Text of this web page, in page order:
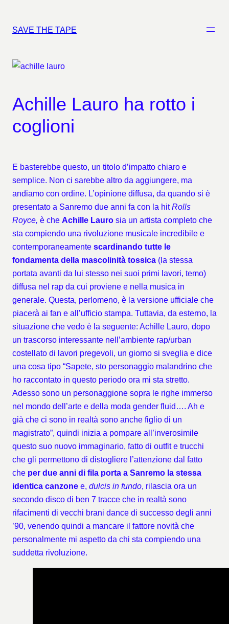
contenuto
SAVE THE TAPE
Achille Lauro ha rotto i
coglioni
E basterebbe questo, un titolo d’impatto chiaro e
semplice. Non ci sarebbe altro da aggiungere, ma
andiamo con ordine. L’opinione diffusa, da quando si è
presentato a Sanremo due anni fa con la hitRolls
Royce, è che Achille Lauro sia un artista completo che
sta compiendo una rivoluzione musicale incredibile e
contemporaneamente scardinando tutte le
fondamenta della mascolinità tossica (la stessa
portata avanti da lui stesso nei suoi primi lavori, temo)
diffusa nel rap da cui proviene e nella musica in
generale. Questa, perlomeno, è la versione ufficiale che
piacerà ai fan e all’ufficio stampa. Tuttavia, da esterno, la
situazione che vedo è la seguente: Achille Lauro, dopo
un trascorso interessante nell’ambiente rap/urban
costellato di lavori pregevoli, un giorno si sveglia e dice
una cosa tipo “Sapete, sto personaggio malandrino che
ho raccontato in questo periodo ora mi sta stretto.
Adesso sono un personaggione sopra le righe immerso
nel mondo dell’arte e della moda gender fluid…. Ah e
già che ci sono in realtà sono anche figlio di un
magistrato”, quindi inizia a pompare all’inverosimile
questo suo nuovo immaginario, fatto di outfit e trucchi
che gli permettono di distogliere l’attenzione dal fatto
che per due anni di fila porta a Sanremo la stessa
identica canzone e, dulcis in fundo, rilascia ora un
secondo disco di ben 7 tracce che in realtà sono
rifacimenti di vecchi brani dance di successo degli anni
’90, venendo quindi a mancare il fattore novità che
personalmente mi aspetto da chi sta compiendo una
suddetta rivoluzione.